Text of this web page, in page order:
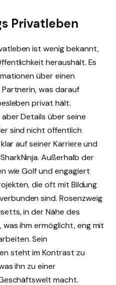
Privatleben
ist wenig bekannt,
heraushält. Es
über einen
was darauf
privat hält.
Details über seine
sind nicht öffentlich
auf seiner Karriere und
Außerhalb der
wie Golf und engagiert
die oft mit Bildung
sind. Rosenzweig
in der Nähe des
ihm ermöglicht, eng mit
Sein
steht im Kontrast zu
ihn zu einer
macht.